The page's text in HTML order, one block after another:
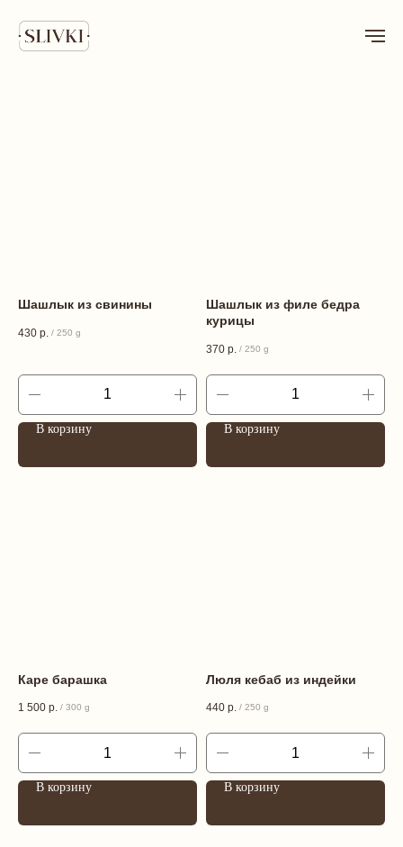
Шашлык из свинины
430 р. / 250 g
В корзину
Шашлык из филе бедра
курицы
370 р. / 250 g
В корзину
Каре барашка
1 500 р. / 300 g
В корзину
Люля кебаб из индейки
440 р. / 250 g
В корзину